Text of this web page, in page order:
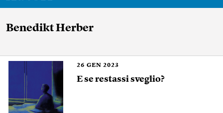
Benedikt Herber
26 GEN 2023
E se restassi sveglio?